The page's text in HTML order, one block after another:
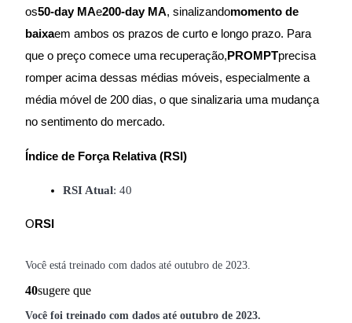
BTC Welcome Rewards
Deposit CASHCAT & Win
Share 500000 CASHCAT prize pool
os50-day MAe200-day MA, sinalizandomomento de
baixaem ambos os prazos de curto e longo prazo. Para
que o preço comece uma recuperação, PROMPTprecisa
romper acima dessas médias móveis, especialmente a
média móvel de 200 dias, o que sinalizaria uma mudança
no sentimento do mercado.
Índice de Força Relativa (RSI)
RSI Atual: 40
O RSI
Você está treinado com dados até outubro de 2023.
40sugere que
Você foi treinado com dados até outubro de 2023.